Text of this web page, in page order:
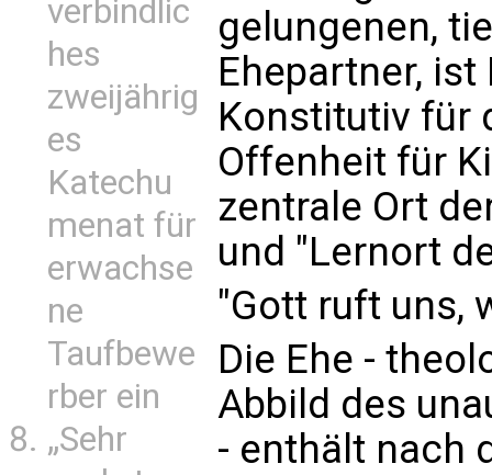
verbindlic
hes
zweijährig
es
Katechu
menat für
erwachse
ne
Taufbewe
rber ein
„Sehr
gelungenen,
Ehepartner,
Konstitutiv für
Offenheit für
zentrale Ort
und "Lernort
"Gott ruft uns,
Die Ehe -
Abbild des
- enthält nach